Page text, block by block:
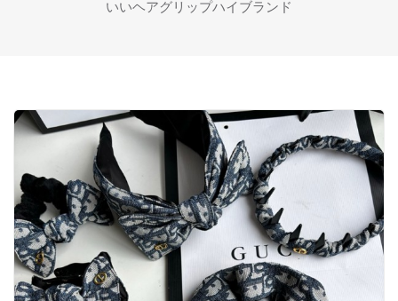
いいヘアグリップハイブランド